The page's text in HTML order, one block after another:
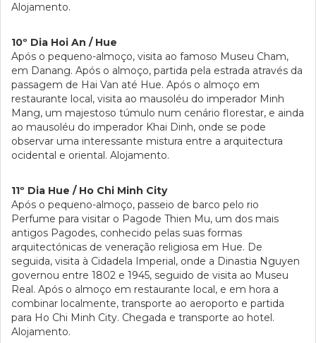
Alojamento.
10º Dia Hoi An / Hue
Após o pequeno-almoço, visita ao famoso Museu Cham,
em Danang. Após o almoço, partida pela estrada através da
passagem de Hai Van até Hue. Após o almoço em
restaurante local, visita ao mausoléu do imperador Minh
Mang, um majestoso túmulo num cenário florestar, e ainda
ao mausoléu do imperador Khai Dinh, onde se pode
observar uma interessante mistura entre a arquitectura
ocidental e oriental. Alojamento.
11º Dia Hue / Ho Chi Minh City
Após o pequeno-almoço, passeio de barco pelo rio
Perfume para visitar o Pagode Thien Mu, um dos mais
antigos Pagodes, conhecido pelas suas formas
arquitectónicas de veneração religiosa em Hue. De
seguida, visita à Cidadela Imperial, onde a Dinastia Nguyen
governou entre 1802 e 1945, seguido de visita ao Museu
Real. Após o almoço em restaurante local, e em hora a
combinar localmente, transporte ao aeroporto e partida
para Ho Chi Minh City. Chegada e transporte ao hotel.
Alojamento.